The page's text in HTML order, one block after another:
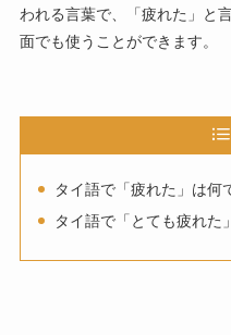
われる言葉で、「疲れた」と
面でも使うことができます。
タイ語で「疲れた」は何
タイ語で「とても疲れた」